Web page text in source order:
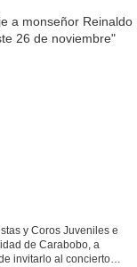
y Coros Juveniles e
de Carabobo, a
invitarlo al concierto